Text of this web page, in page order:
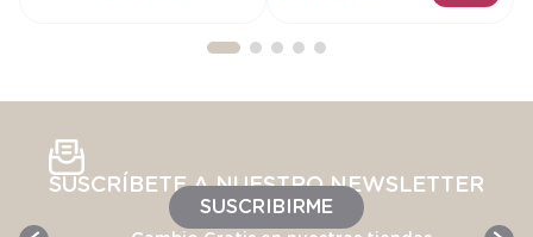
AÑADIR AL
SUSCRÍBETE A NUESTRO NEWSLETTER
SUSCRIBIRME